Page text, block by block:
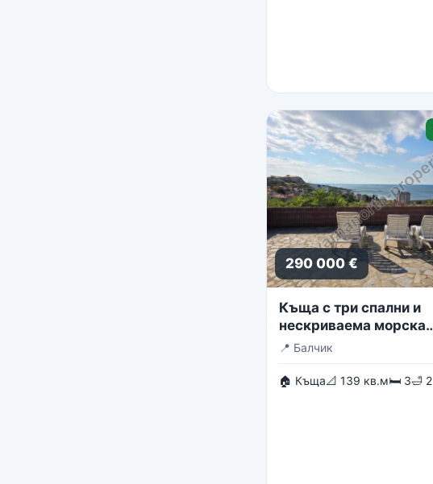
290 000 €
Къща с три спални и
нескриваема морска
панорама
📍 Балчик
🏠 Къща📐 139 кв.м🛏 3🛁 2